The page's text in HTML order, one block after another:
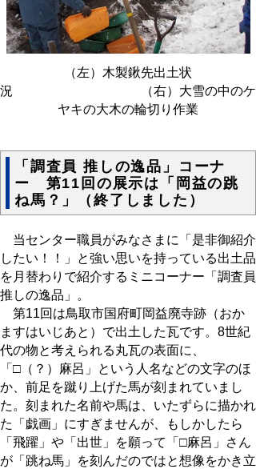
（左）木製鍬先出土状
況 （右）大雪の中のケ
ヤキの大木の輪切り作業
「調査員 推しの逸品」コーナ
ー 第11回の展示は「岡益の跳
ね馬？」（終了しました）
当センター職員がみなさまに「是非御紹介
したい！！」と強い思いを持っている出土品
を月替わりで紹介するミニコーナー「調査員
推しの逸品」。
第11回は鳥取市国府町岡益廃寺跡（おか
ますはいじあと）で出土した瓦です。8世紀
代の物と考えられる丸瓦の表面に、
「□（？）麻呂」という人名などの文字のほ
か、前足を蹴り上げた馬が刻まれていまし
た。刻まれた名前や馬は、いたずらに描かれ
た「戯画」にすぎませんが、もしかしたら
「飛躍」や「出世」を願って「□麻呂」さん
が「跳ね馬」を刻んだのではと想像をかき立